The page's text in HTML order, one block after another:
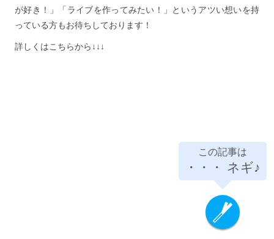
が好き！」「ライブを作ってみたい！」というアツい想いを持
っている方もお待ちしております！
詳しくはこちらから↓↓↓
この記事は
・・・ ネギ♪